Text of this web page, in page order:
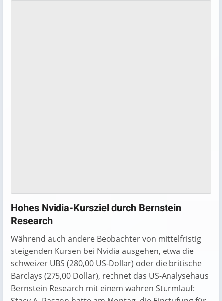
Hohes Nvidia-Kursziel durch Bernstein
Research
Während auch andere Beobachter von mittelfristig
steigenden Kursen bei Nvidia ausgehen, etwa die
schweizer UBS (280,00 US-Dollar) oder die britische
Barclays (275,00 Dollar), rechnet das US-Analysehaus
Bernstein Research mit einem wahren Sturmlauf: